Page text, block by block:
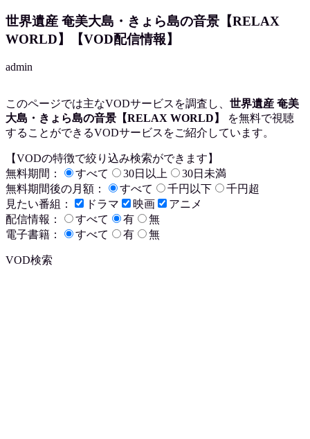
世界遺産 奄美大島・きょら島の音景【RELAX
WORLD】【VOD配信情報】
admin
このページでは主なVODサービスを調査し、 世界遺産 奄美
大島・きょら島の音景【RELAX WORLD】
を無料で視聴
することができるVODサービスをご紹介しています。
【VODの特徴で絞り込み検索ができます】
無料期間：
すべて 30日以上
30日未満
無料期間後の月額：
すべて 千円以下
千円超
見たい番組：
ドラマ 映画
アニメ
配信情報：
すべて 有
無
電子書籍：
すべて 有 無
VOD検索